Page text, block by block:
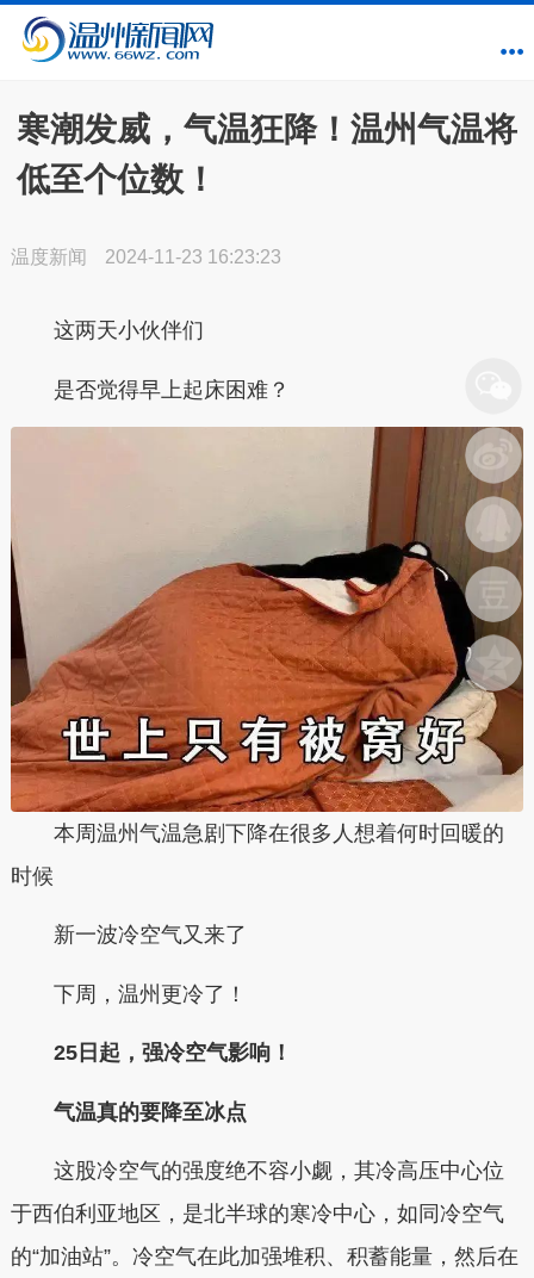
寒潮发威，气温狂降！温州气温将
低至个位数！
温度新闻 2024-11-23 16:23:23
这两天小伙伴们
是否觉得早上起床困难？
本周温州气温急剧下降在很多人想着何时回暖的
时候
新一波冷空气又来了
下周，温州更冷了！
25日起，强冷空气影响！
气温真的要降至冰点
这股冷空气的强度绝不容小觑，其冷高压中心位
于西伯利亚地区，是北半球的寒冷中心，如同冷空气
的“加油站”。冷空气在此加强堆积、积蓄能量，然后在